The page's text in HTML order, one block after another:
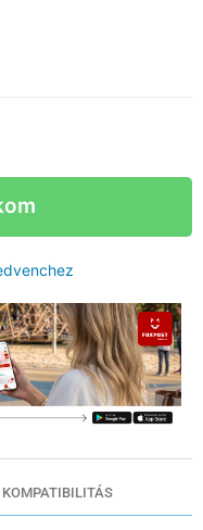
KOMPATIBILITÁS